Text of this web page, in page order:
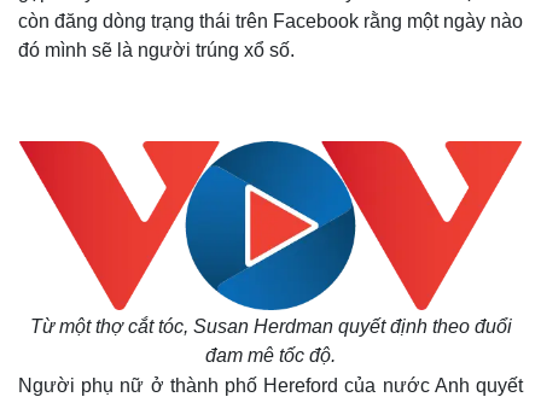
còn đăng dòng trạng thái trên Facebook rằng một ngày nào
đó mình sẽ là người trúng xổ số.
Từ một thợ cắt tóc, Susan Herdman quyết định theo đuổi
đam mê tốc độ.
Người phụ nữ ở thành phố Hereford của nước Anh quyết